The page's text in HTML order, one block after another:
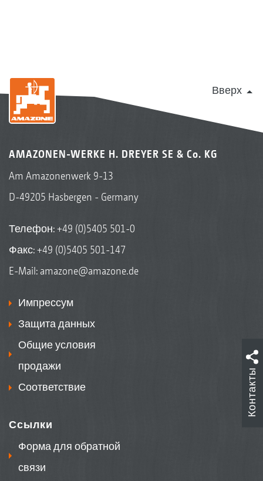
Вверх
AMAZONEN-WERKE H. DREYER SE & Co. KG
Am Amazonenwerk 9-13
D-49205 Hasbergen - Germany
Телефон:+49 (0)5405 501-0
Факс: +49 (0)5405 501-147
E-Mail: amazone@amazone.de
Импрессум
Защита данных
Общие условия
продажи
Соответствие
Ссылки
Форма для обратной
связи
Контакты